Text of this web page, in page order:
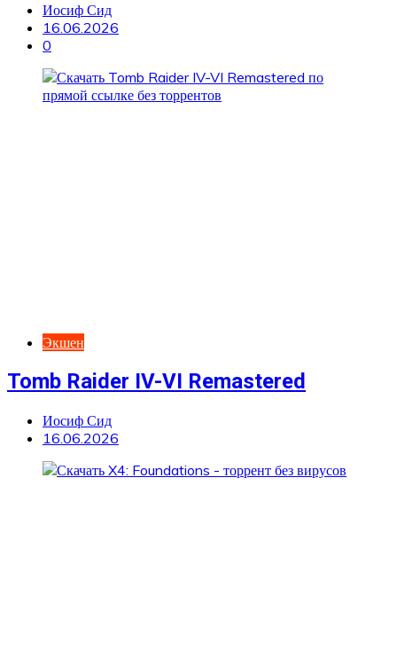
Иосиф Сид
16.06.2026
0
Экшен
Tomb Raider IV-VI Remastered
Иосиф Сид
16.06.2026